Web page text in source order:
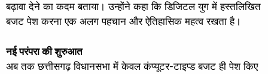
बढ़ावा देने का कदम बताया। उन्होंने कहा कि डिजिटल युग में हस्तलिखित
बजट पेश करना एक अलग पहचान और ऐतिहासिक महत्व रखता है।
नई परंपरा की शुरुआत
अब तक छत्तीसगढ़ विधानसभा में केवल कंप्यूटर-टाइप्ड बजट ही पेश किए